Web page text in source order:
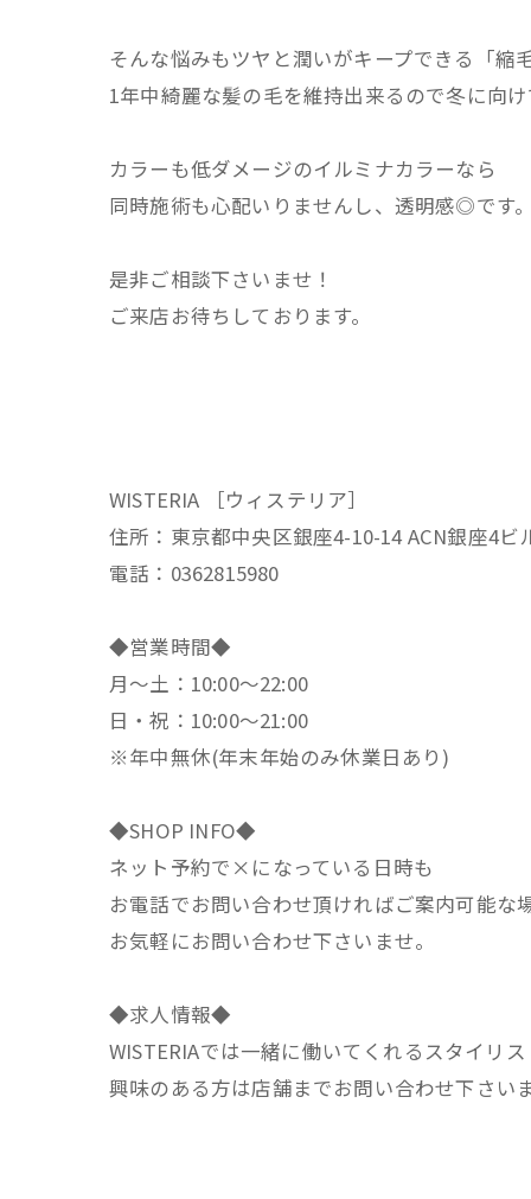
そんな悩みもツヤと潤いがキープできる「
1年中綺麗な髪の毛を維持出来るので冬に向
カラーも低ダメージのイルミナカラーなら
同時施術も心配いりませんし、透明感◎です。
是非ご相談下さいませ！
ご来店お待ちしております。
WISTERIA ［ウィステリア］
住所：東京都中央区銀座4-10-14 ACN銀座4ビ
電話：0362815980
◆営業時間◆
月～土：10:00～22:00
日・祝：10:00～21:00
※年中無休(年末年始のみ休業日あり)
◆SHOP INFO◆
ネット予約で×になっている日時も
お電話でお問い合わせ頂ければご案内可能な
お気軽にお問い合わせ下さいませ。
◆求人情報◆
WISTERIAでは一緒に働いてくれるスタイリス
興味のある方は店舗までお問い合わせ下さいま